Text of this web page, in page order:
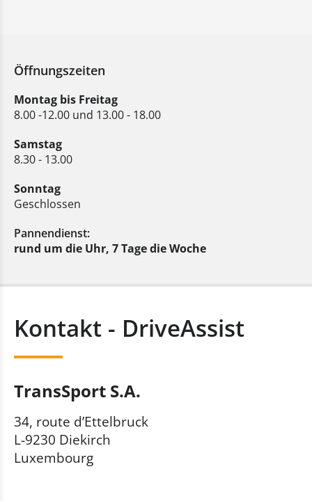
Öffnungszeiten
Montag bis Freitag
8.00 -12.00 und 13.00 - 18.00
Samstag
8.30 - 13.00
Sonntag
Geschlossen
Pannendienst:
rund um die Uhr, 7 Tage die Woche
Kontakt - DriveAssist
TransSport S.A.
34, route d’Ettelbruck
L-9230 Diekirch
Luxembourg